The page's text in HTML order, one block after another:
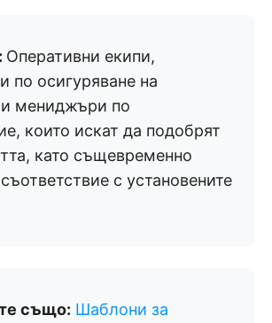
Оперативни екипи,
по осигуряване на
и мениджъри по
които искат да подобрят
като същевременно
с установените
също: Шаблони за